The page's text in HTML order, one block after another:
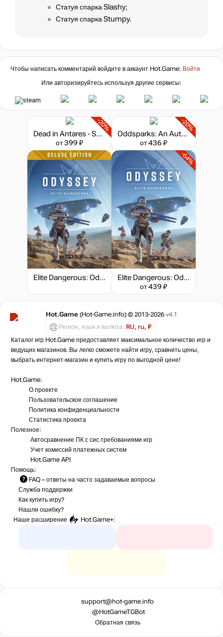
Статуя спарка Slashy;
Статуя спарка Stumpy.
Чтобы написать комментарий войдите в аккаунт Hot.Game: Войти
Или авторизируйтесь используя другие сервисы:
-20%
Dead in Antares - Supporter's Pack
от 399 ₽
-20%
Oddsparks: An Automation Adventure - Coaster Rush
от 436 ₽
Elite Dangerous: Odyssey - Deluxe Edition
-64%
Elite Dangerous: Odyssey
от 439 ₽
Hot.Game (Hot-Game.info) © 2013-2026 v4.1
Регион, язык и валюта: RU, ru, ₽
Каталог игр Hot.Game предоставляет максимальное количество игр и
ведущих магазинов. Вы легко сможете найти игру, сравнить цены,
выбрать интернет-магазин и купить игру по выгодной цене!
Hot.Game:
О проекте
Пользовательское соглашение
Политика конфиденциальности
Статистика проекта
Полезное:
Автосравнение ПК с сис.требованиями игр
Учет комиссий платежных систем
Hot.Game API
Помощь:
FAQ – ответы на часто задаваемые вопросы
Служба поддержки
Как купить игру?
Нашли ошибку?
Наше расширение
Hot.Game+:
support@hot-game.info
@HotGameTGBot
Обратная связь